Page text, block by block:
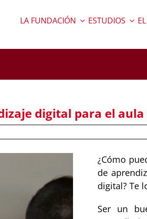
LA FUNDACIÓN ESTUDIOS
digital para el aula
¿Cómo
de
digital? Te
Ser un